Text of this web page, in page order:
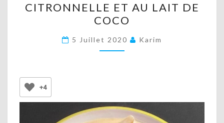
–
SOUPE
THAÏ
AUX
CITRONNELLE
ET
CITRONNELLE ET AU LAIT DE
COCO
5 Juillet 2020 Karim
+4